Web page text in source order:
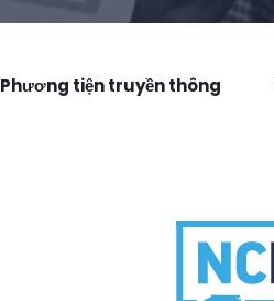
Phương tiện truyền thông